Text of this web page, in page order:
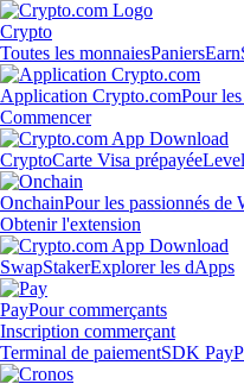
Crypto
Toutes les monnaiesPaniersEarn
Application Crypto.comPour
Commencer
CryptoCarte Visa prépayée
OnchainPour les passionnés de
Obtenir l'extension
SwapStakerExplorer les dApps
PayPour commerçants
Inscription commerçant
Terminal de paiementSDK Pay